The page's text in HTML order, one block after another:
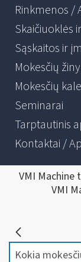
Rinkmenos /
Skaičiuoklės
Sąskaitos ir
Mokesčių
Mokesčių
Seminarai
Tarptautinis
Kontaktai /
VMI
VMI